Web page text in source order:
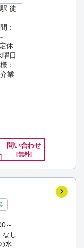
徒
：
定休
曜日
：
業
問い合わせ
[無料]
～
なし
水